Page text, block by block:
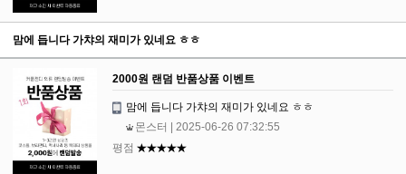
맘에 듭니다 가챠의 재미가 있네요 ㅎㅎ
2000원 랜덤 반품상품 이벤트
맘에 듭니다 가챠의 재미가 있네요 ㅎㅎ
몬스터
| 2025-06-26 07:32:55
평점 ★★★★★